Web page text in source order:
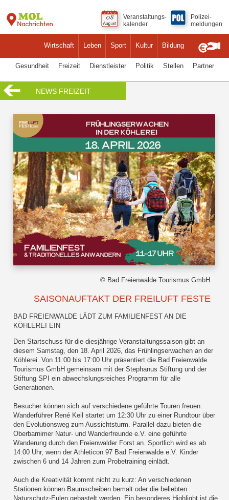
Wirtschaft Leben Sport Kultur Bildung
Veranstaltungs-
kalender
Polizei-
meldungen
Gesundheit Freizeit Dienstleister Politik Stellen Partner
NEWS FREIZEIT
© Bad Freienwalde Tourismus GmbH
SAISONAUFTAKT DER FREILUFT FESTE
BAD FREIENWALDE LÄDT ZUM FAMILIENFEST AN DIE
KÖHLEREI EIN
Den Startschuss für die diesjährige Veranstaltungssaison gibt an
diesem Samstag, den 18. April 2026, das Frühlingserwachen an der
Köhlerei. Von 11:00 bis 17:00 Uhr präsentiert die Bad Freienwalde
Tourismus GmbH gemeinsam mit der Stephanus Stiftung und der
Stiftung SPI ein abwechslungsreiches Programm für alle
Generationen.
Besucher können sich auf verschiedene geführte Touren freuen:
Wanderführer René Keil startet um 12:30 Uhr zu einer Rundtour über
den Evolutionsweg zum Aussichtsturm. Parallel dazu bieten die
Oberbarnimer Natur- und Wanderfreunde e.V. eine geführte
Wanderung durch den Freienwalder Forst an. Sportlich wird es ab
14:00 Uhr, wenn der Athleticon 97 Bad Freienwalde e.V. Kinder
zwischen 6 und 14 Jahren zum Probetraining einlädt.
Auch die Kreativität kommt nicht zu kurz: An verschiedenen
Stationen können Baumscheiben bemalt oder die beliebten
Naturschutz-Eulen gebastelt werden. Ein besonderes Highlight ist die